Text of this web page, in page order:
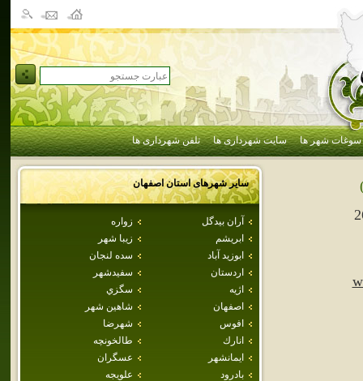
سوغات شهر ها سایت شهرداری ها تلفن شهرداری ها
سایر شهرهای استاناصفهان
آران بيدگل
زواره
ابريشم
زيبا شهر
ابوزيد آباد
سده لنجان
اردستان
سفيدشهر
اژيه
سگزي
اصفهان
شاهين شهر
افوس
شهرضا
انارك
طالخونچه
ايمانشهر
عسگران
بادرود
علويجه